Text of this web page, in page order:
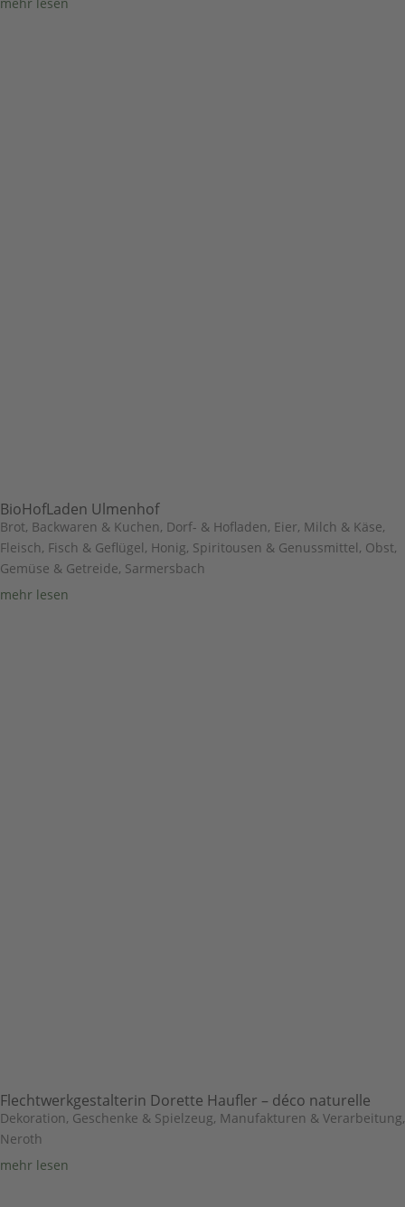
BioHofLaden Ulmenhof
Brot, Backwaren & Kuchen, Dorf- & Hofladen, Eier, Milch & Käse,
Fleisch, Fisch & Geflügel, Honig, Spiritousen & Genussmittel, Obst,
Gemüse & Getreide, Sarmersbach
mehr lesen
Flechtwerkgestalterin Dorette Haufler – déco naturelle
Dekoration, Geschenke & Spielzeug, Manufakturen & Verarbeitung,
Neroth
mehr lesen